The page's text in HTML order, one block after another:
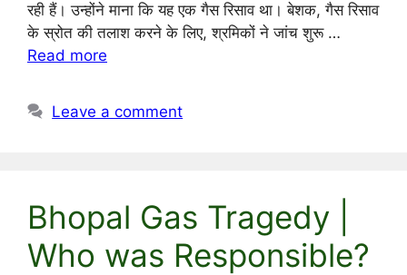
रही हैं। उन्होंने माना कि यह एक गैस रिसाव था। बेशक, गैस रिसाव
के स्रोत की तलाश करने के लिए, श्रमिकों ने जांच शुरू …
Read more
Leave a comment
Bhopal Gas Tragedy |
Who was Responsible?